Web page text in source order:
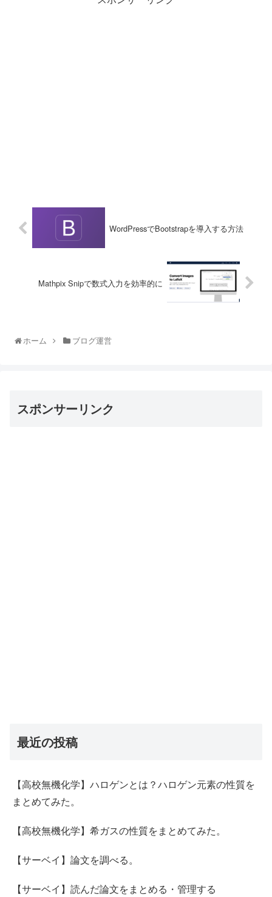
WordPressでBootstrapを導入する方法
Mathpix Snipで数式入力を効率的に
ホーム ブログ運営
スポンサーリンク
最近の投稿
【高校無機化学】ハロゲンとは？ハロゲン元素の性質を
まとめてみた。
【高校無機化学】希ガスの性質をまとめてみた。
【サーベイ】論文を調べる。
【サーベイ】読んだ論文をまとめる・管理する